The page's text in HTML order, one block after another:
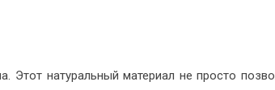
натуральный материал не просто